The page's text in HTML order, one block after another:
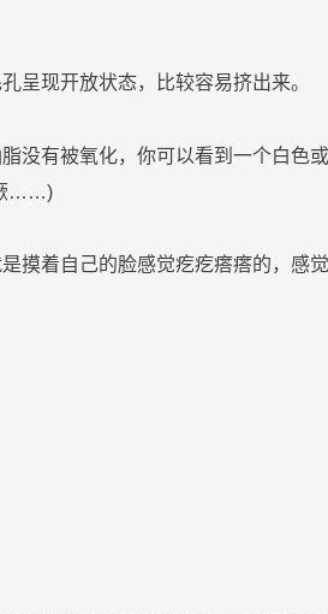
呈现开放状态，比较容易挤出来。
脂没有被氧化，你可以看到一个白色
厥……)
摸着自己的脸感觉疙疙瘩瘩的，感